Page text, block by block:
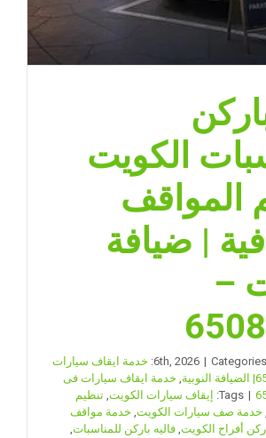
الكويت
المواقف
| ضيافة
–
| Categories:
خدمة ايقاف سيارات
, خدمة ايقاف سيارات فى
|
Tags: إيقاف سيارات الكويت, تنظيم
, خدمة صف سيارات الكويت, خدمة مواقف
أفراح الكويت, فاليه باركن للمناسبات,